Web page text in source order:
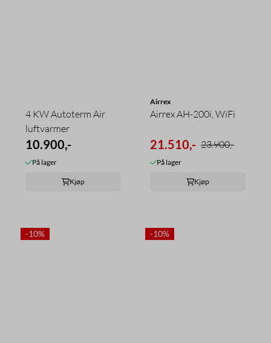
4 KW Autoterm Air
luftvarmer
10.900,-
På lager
Kjøp
Airrex
Airrex AH-200i, WiFi
21.510,- 23.900,-
På lager
Kjøp
-10% -10%